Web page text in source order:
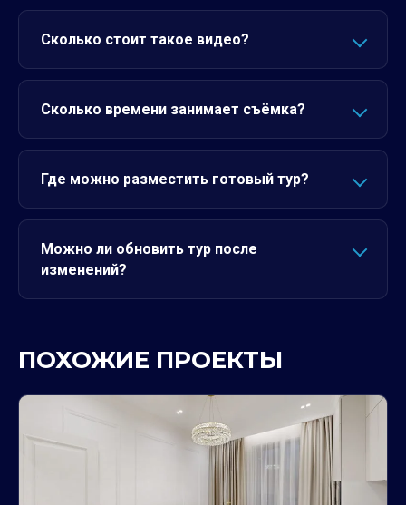
Сколько стоит такое видео?
Сколько времени занимает съёмка?
Где можно разместить готовый тур?
Можно ли обновить тур после
изменений?
ПОХОЖИЕ ПРОЕКТЫ